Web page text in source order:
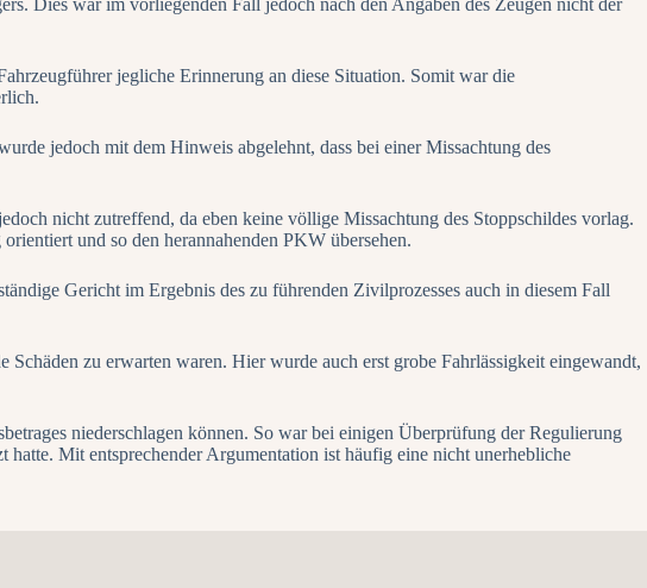
jegliche Erinnerung an diese Situation. Somit war die
jedoch mit dem Hinweis abgelehnt, dass bei einer Missachtung des
nicht zutreffend, da eben keine völlige Missachtung des Stoppschildes vorlag.
und so den herannahenden PKW übersehen.
Gericht im Ergebnis des zu führenden Zivilprozesses auch in diesem Fall
zu erwarten waren. Hier wurde auch erst grobe Fahrlässigkeit eingewandt,
niederschlagen können. So war bei einigen Überprüfung der Regulierung
hatte. Mit entsprechender Argumentation ist häufig eine nicht unerhebliche